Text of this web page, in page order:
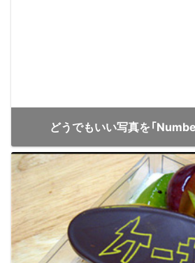
どうでもいい写真を「